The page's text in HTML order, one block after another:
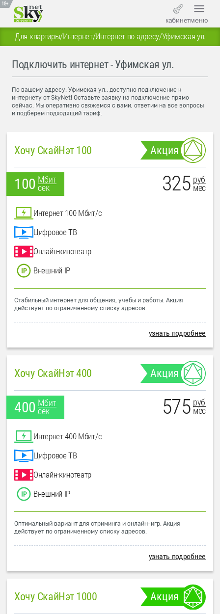
18+
кабинетменю
Для квартиры/Интернет/Интернет по адресу/Уфимская ул.
Подключить интернет - Уфимская ул.
По вашему адресу: Уфимская ул., доступно подключение к
интернету от SkyNet! Оставьте заявку на подключение прямо
сейчас. Мы оперативно свяжемся с вами, ответим на все вопросы
и подберем подходящий тариф.
Хочу СкайНэт 100 Акция
100 Мбит
сек
325 руб
мес
Интернет 100 Мбит/с
Цифровое ТВ
Онлайн-кинотеатр
Внешний IP
Стабильный интернет для общения, учебы и работы. Акция
действует по ограниченному списку адресов.
узнать подробнее
Хочу СкайНэт 400 Акция
400 Мбит
сек
575 руб
мес
Интернет 400 Мбит/с
Цифровое ТВ
Онлайн-кинотеатр
Внешний IP
Оптимальный вариант для стриминга и онлайн-игр. Акция
действует по ограниченному списку адресов.
узнать подробнее
Хочу СкайНэт 1000 Акция